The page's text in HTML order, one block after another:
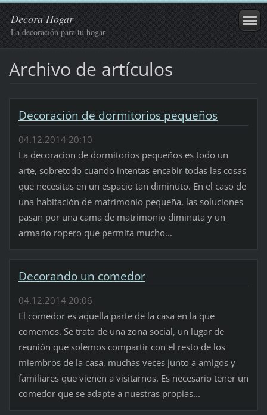
Decora Hogar
La decoración para tu hogar
Archivo de artículos
Decoración de dormitorios pequeños
04.12.2014 20:10
La decoracion de dormitorios pequeños es todo un
arte, sobretodo cuando intentas encabir todas las cosas
que necesitas en un espacio tan diminuto. En el caso de
una habitación de matrimonio pequeña, las soluciones
pasan por una cama de matrimonio diminuta y un
armario ropero que permita mucho...
Decorando un comedor
04.12.2014 20:06
El comedor es aquella parte de la casa en la que
comemos. Se trata de una zona social, un lugar de
reunión que solemos compartir con el resto de los
miembros de la casa, muchas veces junto a amigos y
familiares que vienen a visitarnos. Es necesario tener un
comedor que se adapte a nuestras propias...